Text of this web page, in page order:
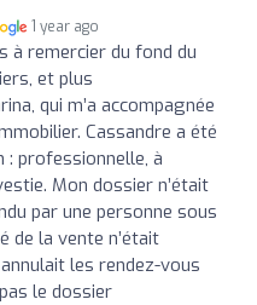
1 year ago
à remercier du fond du
et plus
qui m’a accompagnée
Cassandre a été
: professionnelle, à
Mon dossier n’était
par une personne sous
de la vente n’était
les rendez-vous
le dossier